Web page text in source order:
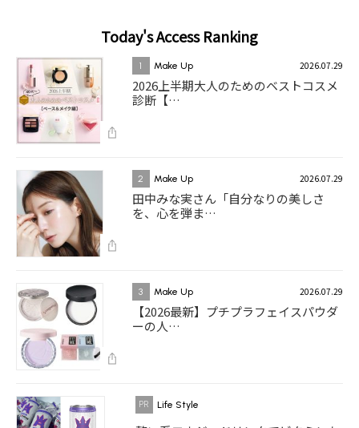
Today's Access Ranking
1 Make Up 2026.07.29
2026上半期大人のためのベストコスメ
診断【…
2 Make Up 2026.07.29
田中みな実さん「自分なりの美しさ
を、心を弾ま…
3 Make Up 2026.07.29
【2026最新】プチプラフェイスパウダ
ーの人…
Life Style